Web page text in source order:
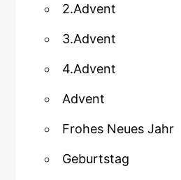
2.Advent
3.Advent
4.Advent
Advent
Frohes Neues Jahr
Geburtstag